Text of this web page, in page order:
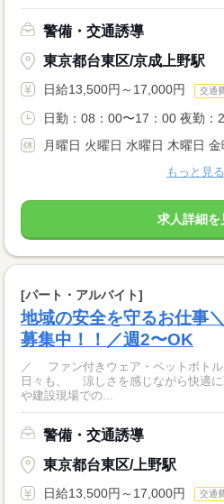
警備・交通誘導
東京都台東区/京成上野駅
日給13,500円～17,000円 交通
日勤：08：00〜17：00 夜勤：
月曜日 火曜日 水曜日 木曜日
もっと見る
求人詳細を
[パート・アルバイト]
地域の安全を守るお仕事
募集中！！／週2〜OK
／ ファン付きウェア・ペットボト
日々も、 涼しさを感じながら快適に勤務で
や建設現場での...
警備・交通誘導
東京都台東区/上野駅
日給13,500円～17,000円 交通